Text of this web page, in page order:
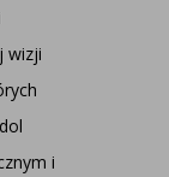
wizji
i